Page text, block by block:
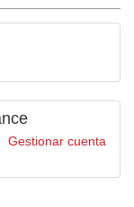
Gestionar cuenta